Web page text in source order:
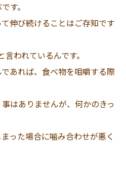
す。
伸び続けることはご存知です
われているんです。
あれば、食べ物を咀嚼する際
はありませんが、何かのきっ
った場合に噛み合わせが悪く